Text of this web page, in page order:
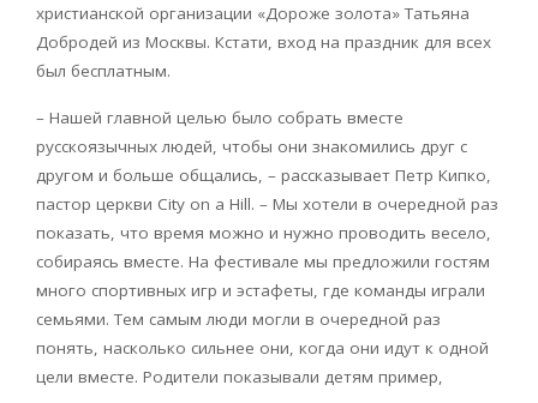
христианской организации «Дороже золота» Татьяна
Добродей из Москвы. Кстати, вход на праздник для всех
был бесплатным.
– Нашей главной целью было собрать вместе
русскоязычных людей, чтобы они знакомились друг с
другом и больше общались, – рассказывает Петр Кипко,
пастор церкви City on a Hill. – Мы хотели в очередной раз
показать, что время можно и нужно проводить весело,
собираясь вместе. На фестивале мы предложили гостям
много спортивных игр и эстафеты, где команды играли
семьями. Тем самым люди могли в очередной раз
понять, насколько сильнее они, когда они идут к одной
цели вместе. Родители показывали детям пример,